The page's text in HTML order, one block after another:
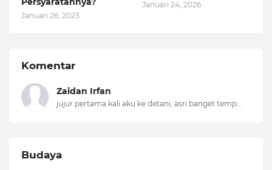
Januari 26, 2023
Januari 24, 2026
Komentar
Zaidan Irfan
jujur pertama kali aku ke detani, asri banget temp...
Budaya